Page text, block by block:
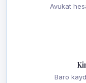
Avukat
Baro